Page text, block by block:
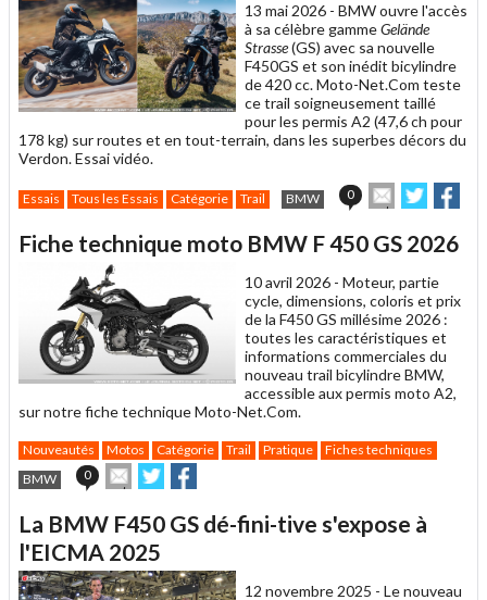
ami
13 mai 2026 - BMW ouvre l'accès
à sa célèbre gammeGelände
Strasse(GS) avec sa nouvelle
F450GS et son inédit bicylindre
de 420 cc. Moto-Net.Com teste
ce trail soigneusement taillé
pour les permis A2 (47,6 ch pour
178 kg) sur routes et en tout-terrain, dans les superbes décors du
Verdon. Essai vidéo.
Essais Tous les Essais Catégorie Trail BMW 0
Envoyer
cet
à
ami
Partager
sur sur
Fiche technique moto BMW F 450 GS 2026
10 avril 2026 - Moteur, partie
cycle, dimensions, coloris et prix
de la F450 GS millésime 2026 :
toutes les caractéristiques et
informations commerciales du
nouveau trail bicylindre BMW,
accessible aux permis moto A2,
sur notre fiche technique Moto-Net.Com.
Nouveautés Motos Catégorie Trail Pratique
Fiches techniques
BMW
0
Envoyer
cet
à
un
ami
Partager
sur sur
La BMW F450 GS dé-fini-tive s'expose à
l'EICMA 2025
12 novembre 2025 - Le nouveau